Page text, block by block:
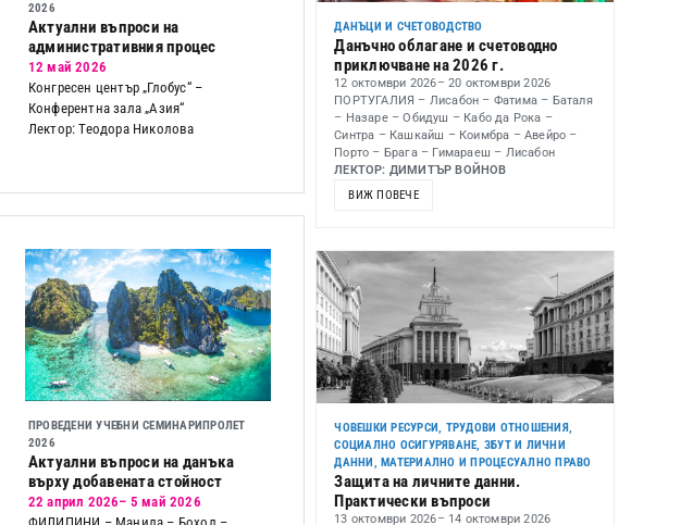
2026
Актуални въпроси на
административния процес
12 май 2026
Конгресен център „Глобус“ –
Конферентна зала „Азия“
Лектор: Теодора Николова
ПРОВЕДЕНИ УЧЕБНИ СЕМИНАРИ ПРОЛЕТ
2026
Актуални въпроси на данъка
върху добавената стойност
22 април 2026– 5 май 2026
ДАНЪЦИ И СЧЕТОВОДСТВО
Данъчно облагане и счетоводно
приключване на 2026 г.
12 октомври 2026– 20 октомври 2026
ПОРТУГАЛИЯ – Лисабон – Фатима – Баталя
– Назаре – Обидуш – Кабо да Рока –
Синтра – Кашкайш – Коимбра – Авейро –
Порто – Брага – Гимараеш – Лисабон
ЛЕКТОР: ДИМИТЪР ВОЙНОВ
ВИЖ ПОВЕЧЕ
ЧОВЕШКИ РЕСУРСИ, ТРУДОВИ ОТНОШЕНИЯ,
СОЦИАЛНО ОСИГУРЯВАНЕ, ЗБУТ И ЛИЧНИ
ДАННИ,МАТЕРИАЛНО И ПРОЦЕСУАЛНО ПРАВО
Защита на личните данни.
Практически въпроси
13 октомври 2026– 14 октомври 2026